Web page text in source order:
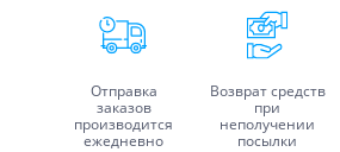
Отправка
заказов
производится
ежедневно
Возврат средств
при
неполучении
посылки